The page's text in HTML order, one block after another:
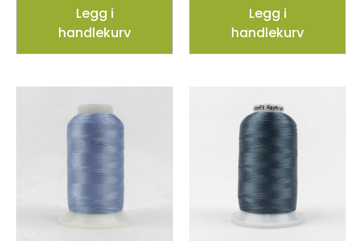
Legg i
handlekurv
Legg i
handlekurv